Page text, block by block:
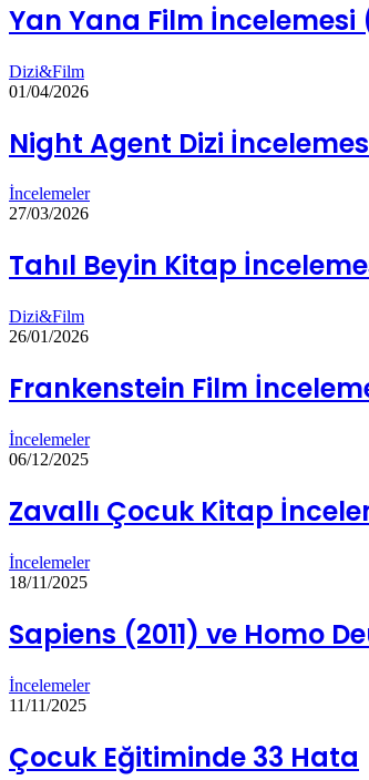
Yan Yana Film İncelemesi
Dizi&Film
01/04/2026
Night Agent Dizi
İncelemeler
27/03/2026
Tahıl Beyin Kitap
Dizi&Film
26/01/2026
Frankenstein Film
İncelemeler
06/12/2025
Zavallı Çocuk Kitap
İncelemeler
18/11/2025
Sapiens (2011) ve Homo
İncelemeler
11/11/2025
Çocuk Eğitiminde 33 Hata